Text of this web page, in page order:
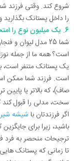
شروع کند. وقتی فرزند
را داخل پستانک بگذارید
6. یک میلیون نوع را امتحان کنید:
شما 25 مدل لیوان
است؟ همه ما از جمله
یک پستانک متنفر است،
است. فرزند شما ممکن
صاف)، که بالاتر یا
سخت، مدلی را قبول کند
اگر فرزندتان با شیشه شیر
باشید، زیرا برای
ترجیحات منحصر به فرد
تا زمانی که پستانک